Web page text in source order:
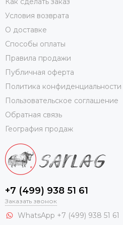
Условия возврата
О доставке
Способы оплаты
Правила продажи
Публичная оферта
Политика конфиденциальности
Пользовательское соглашение
Обратная связь
География продаж
+7 (499) 938 51 61
Заказать звонок
WhatsApp +7 (499) 938 51 61